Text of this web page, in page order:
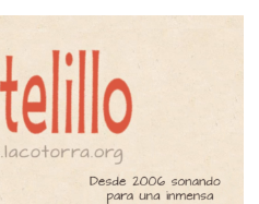
radio de música
Podcast